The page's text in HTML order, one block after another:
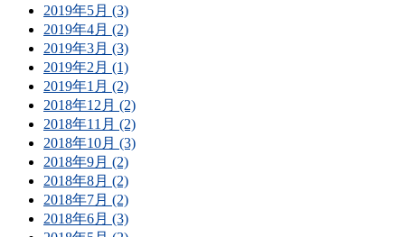
2019年5月 (3)
2019年4月 (2)
2019年3月 (3)
2019年2月 (1)
2019年1月 (2)
2018年12月 (2)
2018年11月 (2)
2018年10月 (3)
2018年9月 (2)
2018年8月 (2)
2018年7月 (2)
2018年6月 (3)